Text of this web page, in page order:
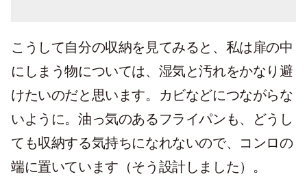
こうして自分の収納を見てみると、私は扉の中
にしまう物については、湿気と汚れをかなり避
けたいのだと思います。カビなどにつながらな
いように。油っ気のあるフライパンも、どうし
ても収納する気持ちになれないので、コンロの
端に置いています（そう設計しました）。